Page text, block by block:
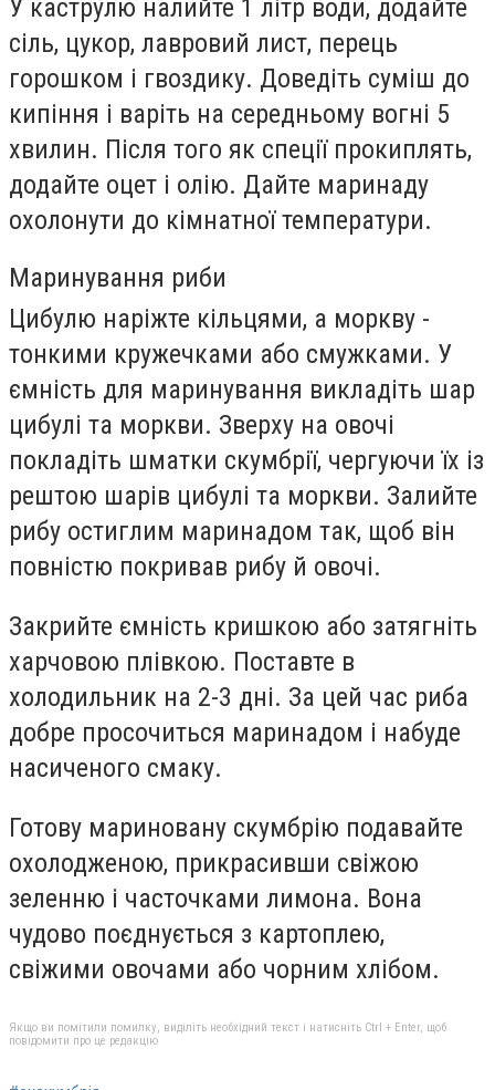
У каструлю налийте 1 літр води, додайте
сіль, цукор, лавровий лист, перець
горошком і гвоздику. Доведіть суміш до
кипіння і варіть на середньому вогні 5
хвилин. Після того як спеції прокиплять,
додайте оцет і олію. Дайте маринаду
охолонути до кімнатної температури.
Маринування риби
Цибулю наріжте кільцями, а моркву -
тонкими кружечками або смужками. У
ємність для маринування викладіть шар
цибулі та моркви. Зверху на овочі
покладіть шматки скумбрії, чергуючи їх із
рештою шарів цибулі та моркви. Залийте
рибу остиглим маринадом так, щоб він
повністю покривав рибу й овочі.
Закрийте ємність кришкою або затягніть
харчовою плівкою. Поставте в
холодильник на 2-3 дні. За цей час риба
добре просочиться маринадом і набуде
насиченого смаку.
Готову мариновану скумбрію подавайте
охолодженою, прикрасивши свіжою
зеленню і часточками лимона. Вона
чудово поєднується з картоплею,
свіжими овочами або чорним хлібом.
Якщо ви помітили помилку, виділіть необхідний текст і натисніть Ctrl + Enter, щоб
повідомити про це редакцію